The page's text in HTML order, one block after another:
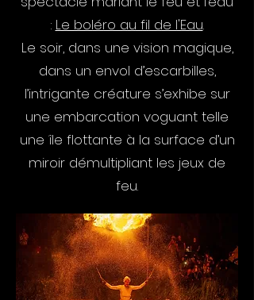
: Le boléro au fil de l'Eau.
Le soir, dans une vision magique,
dans un envol d’escarbilles,
l’intrigante créature s’exhibe sur
une embarcation voguant telle
une île flottante à la surface d’un
miroir démultipliant les jeux de
feu.